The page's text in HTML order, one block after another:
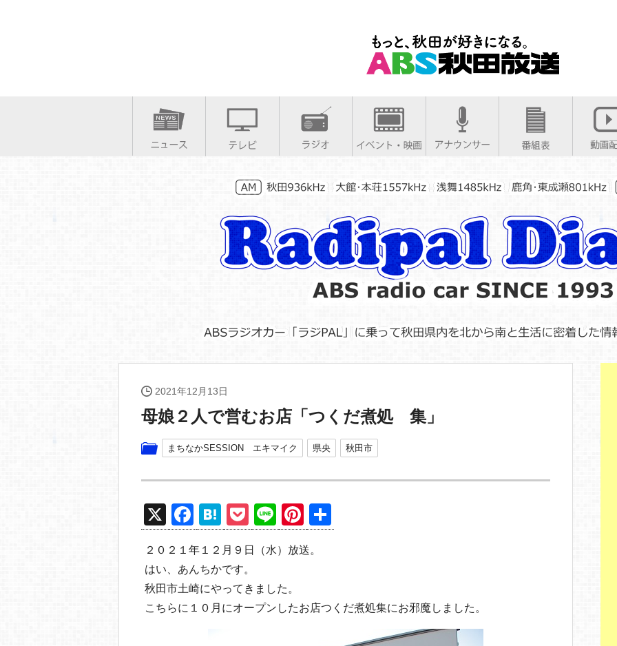
2021年12月13日
母娘２人で営むお店「つくだ煮処 集」
まちなかSESSION エキマイク 県央 秋田市
X
F
a
c
e
b
H
at
e
n
a
P
o
ck
et
Li
n
e
Pi
nt
er
st
有
２０２１年１２月９日（水）放送。
はい、あんちかです。
秋田市土崎にやってきました。
こちらに１０月にオープンしたお店つくだ煮処集にお邪魔しました。